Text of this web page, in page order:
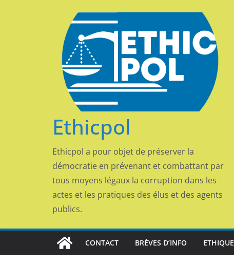
Ethicpol
Ethicpol a pour objet de préserver la
démocratie en prévenant et combattant par
tous moyens légaux la corruption dans les
actes et les pratiques des élus et des agents
publics.
CONTACT BRÈVES D’INFO ETHIQUE